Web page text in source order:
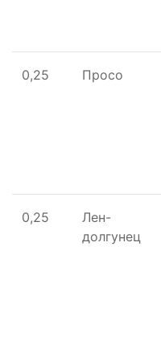
0,25 Просо
0,25
Лен-
долгунец